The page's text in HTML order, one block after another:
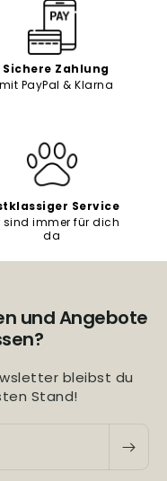
Sichere Zahlung
mit PayPal & Klarna
Service
sind immer für dich
da
und Angebote
bleibst du
Stand!